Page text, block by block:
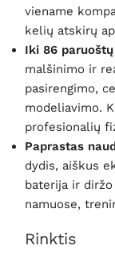
viename
kelių atskirų
Iki 86
malšinimo ir
pasirengimo,
modeliavimo.
profesionalių
Paprastas
dydis, aiškus
baterija ir
namuose,
Rinktis